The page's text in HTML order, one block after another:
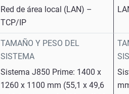
Red de área local (LAN) –
TCP/IP
TAMAÑO Y PESO DEL
SISTEMA
Sistema J850 Prime: 1400 x
1260 x 1100 mm (55,1 x 49,6